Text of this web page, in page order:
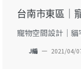
台南市東區｜
寵物空間設計｜
J編 — 2021/04/